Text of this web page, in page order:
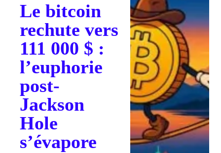
Le bitcoin
rechute vers
111 000 $ :
l’euphorie
post-
Jackson
Hole
s’évapore